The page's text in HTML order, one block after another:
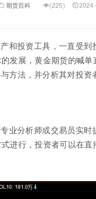
期货百科 (225)
和投资工具，一直受
发展，黄金期货的喊
方法，并分析其对投资
业分析师或交易员实
进行，投资者可以在